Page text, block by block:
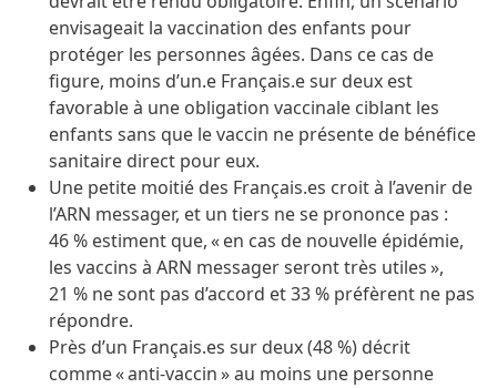
envisageait la vaccination des enfants pour
protéger les personnes âgées. Dans ce cas de
figure, moins d’un.e Français.e sur deux est
favorable à une obligation vaccinale ciblant les
enfants sans que le vaccin ne présente de bénéfice
sanitaire direct pour eux.
Une petite moitié des Français.es croit à l’avenir de
l’ARN messager, et un tiers ne se prononce pas :
46 % estiment que, « en cas de nouvelle épidémie,
les vaccins à ARN messager seront très utiles »,
21 % ne sont pas d’accord et 33 % préfèrent ne pas
répondre.
Près d’un Français.es sur deux (48 %) décrit
comme « anti-vaccin » au moins une personne